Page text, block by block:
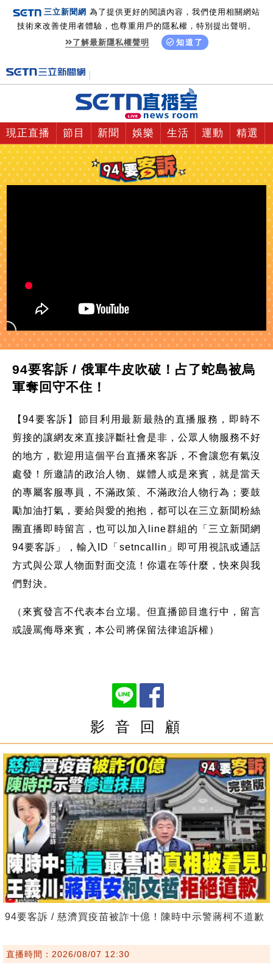
三立新聞網 為了提供更好的閱讀內容，我們使用相關網站
技術來改善使用者體驗，也尊重用戶的隱私權，特別提出聲明。
了解最新隱私權聲明
知道了
現正直播 節目 新聞 娛樂 生活 運動 精選
94要客訴 / 俄軍牛皮吹破！占了蛇島被烏
軍奪回守不住！
【94要客訴】節目利用最新最熱的直播服務，即時不
剪接的讓網友來直接評斷社會是非，公眾人物服務不好
的地方，歡迎用這個平台直播來客訴，不會讓您有氣沒
處發！所邀請的政治人物、媒體人或是來賓，就是當天
的專屬客服專員，不滿政策、不滿政治人物行為；要鼓
勵加油打氣，要給與愛的抱抱，都可以在三立新聞粉絲
團直播即時留言，也可以加入line群組的「三立新聞網
94要客訴」，輸入ID「setncallin」即可用視訊或通話
方式與公眾人物面對面交流！你還在等什麼，快來與我
們對決。
（來賓發言不代表本台立場。但直播節目進行中，留言
或謾罵侮辱來賓，本公司將保留法律追訴權）
影 音 回 顧
94要客訴 / 慈濟買疫苗被詐十億！陳時中示警蔣柯不道歉
直播時間：2026/08/07 12:30